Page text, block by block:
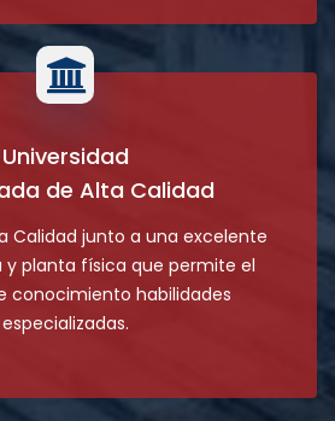
Universidad
de Alta Calidad
Calidad junto a una excelente
planta física que permite el
conocimiento habilidades
especializadas.